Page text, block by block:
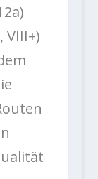
VIII+)